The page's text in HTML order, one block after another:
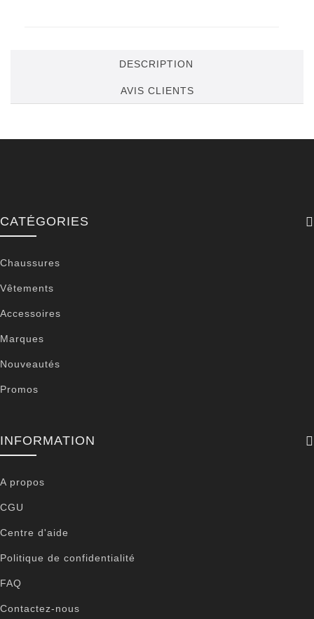
DESCRIPTION
AVIS CLIENTS
CATÉGORIES
Chaussures
Vêtements
Accessoires
Marques
Nouveautés
Promos
INFORMATION
A propos
CGU
Centre d'aide
Politique de confidentialité
FAQ
Contactez-nous